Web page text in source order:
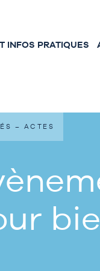
INFOS PRATIQUES
– ACTES